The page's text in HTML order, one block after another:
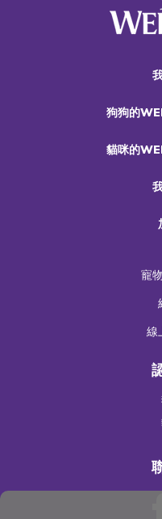
狗狗的
貓咪的
寵
線